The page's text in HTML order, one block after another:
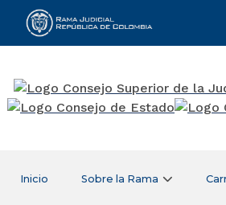
Rama Judicial
Inicio Sobre la Rama